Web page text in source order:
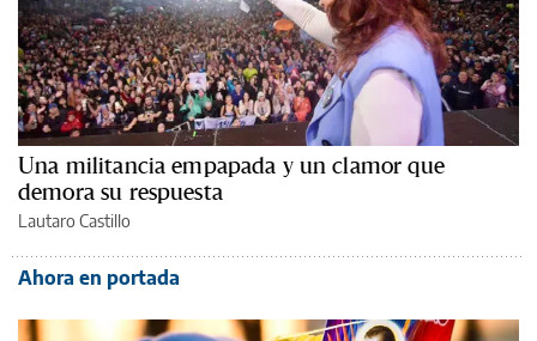
Una militancia empapada y un clamor que
demora su respuesta
Lautaro Castillo
Ahora en portada